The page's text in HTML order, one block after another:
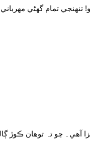
تمام گھڻي مهرباني!
ڇو تہ توهان ڪوڙ